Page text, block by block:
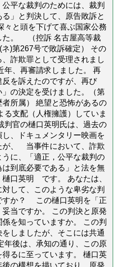
公平な裁判のためには、裁判
」と判決して、原告敗訴と
と頭を下げて喜ぶ国家公務
た。 （控訴 名古屋高等裁
)第267号で敗訴確定） その
詐欺罪として受理されまし
年、再審請求しました。 再
を訴えたのですが、再び
」の決定を受けました。（第
所属） 絶望と恐怖があるの
る支配（人権擁護）していま
官の樋口英明氏は、過去の
、ドキュメンタリー映画を
が、 当事件において、詐欺
に、「適正，公平な裁判の
到底必要である」と法を無
口英明 です。 あなたは、
して、このような卑劣な判
すか？ この樋口英明を「正
当ですか。 この判決と原発
を知っていますか。 この判
しましたが、そこには共通
年後は、承知の通り、この原
るに至っています。 樋口英
の構想を描いており、原発